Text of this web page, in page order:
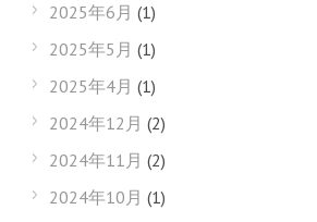
2025年6月 (1)
2025年5月 (1)
2025年4月 (1)
2024年12月 (2)
2024年11月 (2)
2024年10月 (1)